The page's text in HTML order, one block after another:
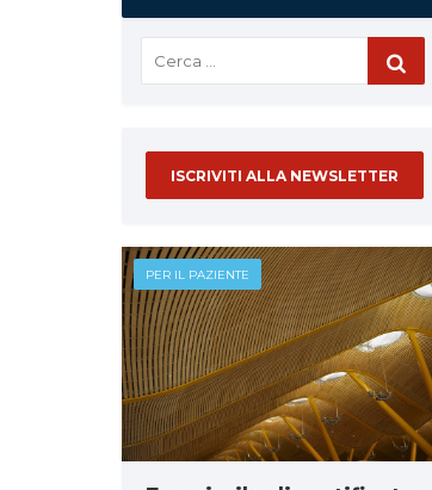
ISCRIVITI ALLA NEWSLETTER
PER IL PAZIENTE